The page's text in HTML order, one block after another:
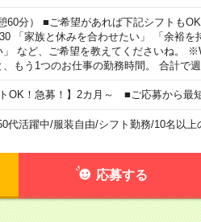
60分） ■ご希望があれば下記シフトも
「家族と休みを合わせたい」 「余裕
」 など、ご希望を教えてくださいね。
もう1つのお仕事の勤務時間。 合計で
トOK！急募！】2カ月～ ■ご応募から最
代活躍中/服装自由/シフト勤務/10名以上
応募する